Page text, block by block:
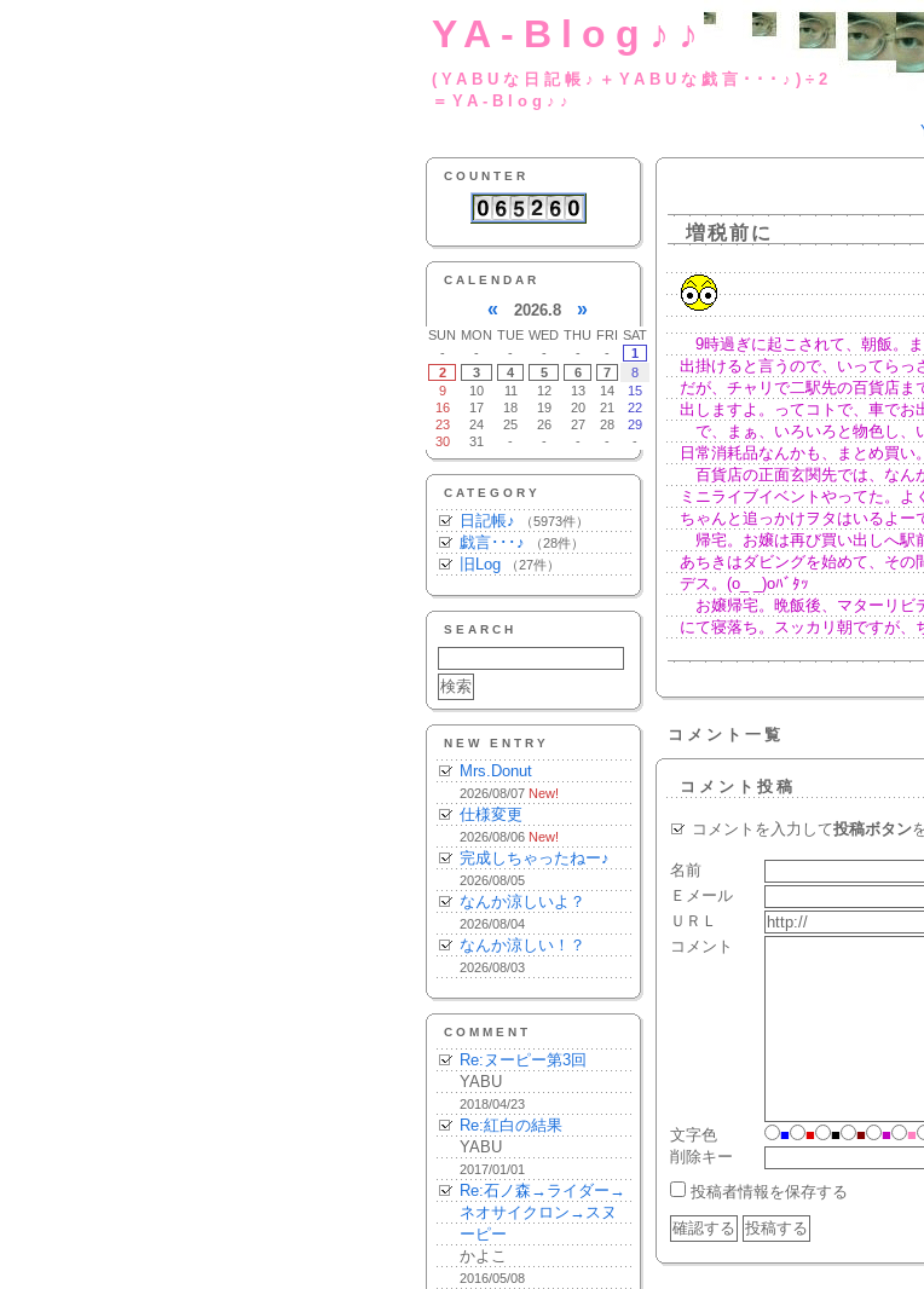
YA-Blog♪♪
(YABUな日記帳♪＋YABU
＝YA-Blog♪♪
COUNTER
CALENDAR
« 2026.8 »
SUN MON TUE WED THU FRI SAT
-
- - - - -
1
2
3 4 5 6 7
8
9
10 11 12 13 14
15
16
17 18 19 20 21
22
23
24 25 26 27 28
29
30
31 - - - - -
CATEGORY
日記帳♪ （5973件）
戯言･･･♪ （28件）
旧Log （27件）
SEARCH
NEW ENTRY
Mrs.Donut
2026/08/07 New!
仕様変更
2026/08/06 New!
完成しちゃったねー♪
2026/08/05
なんか涼しいよ？
2026/08/04
なんか涼しい！？
2026/08/03
COMMENT
Re:ヌーピー第3回
YABU
2018/04/23
Re:紅白の結果
YABU
2017/01/01
Re:石ノ森→ライダー→
ネオサイクロン→スヌ
ーピー
かよこ
2016/05/08
増税前に
9時過ぎに起こされて、朝飯。
出掛けると言うので、いってらっ
だが、チャリで二駅先の百貨店
出しますよ。ってコトで、車でお
で、まぁ、いろいろと物色し、
日常消耗品なんかも、まとめ買い
百貨店の正面玄関先では、なん
ミニライブイベントやってた。よ
ちゃんと追っかけヲタはいるよー
帰宅。お嬢は再び買い出しへ駅
あちきはダビングを始めて、その
デス。(o_ _)oﾊﾞﾀｯ
お嬢帰宅。晩飯後、マターリビ
にて寝落ち。スッカリ朝ですが、
コメント一覧
コメント投稿
コメントを入力して投稿ボタン
名前
Ｅメール
ＵＲＬ
コメント
文字色 ■ ■ ■ ■ ■ ■
削除キー
投稿者情報を保存する